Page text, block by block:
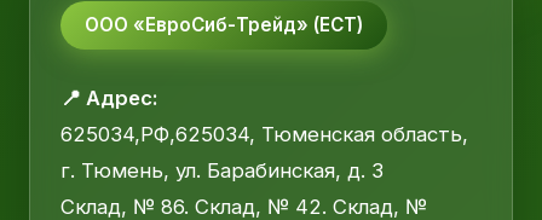
ООО «ЕвроСиб-Трейд» (ЕСТ)
📍 Адрес:
625034,РФ,625034, Тюменская область,
г. Тюмень, ул. Барабинская, д. 3
Склад, № 86. Склад, № 42. Склад, №